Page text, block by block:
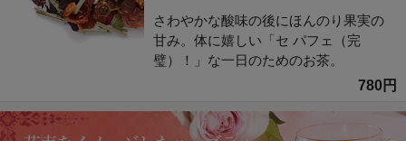
さわやかな酸味の後にほんのり果実の
甘み。体に嬉しい「セ パフェ（完
璧）！」な一日のためのお茶。
780円